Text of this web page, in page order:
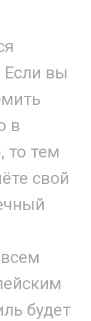
Если вы
в
то тем
свой
будет